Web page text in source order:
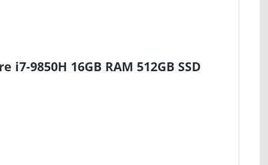
9850H 16GB RAM 512GB SSD